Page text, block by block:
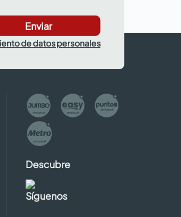
Enviar
de datos personales
Descubre
Síguenos